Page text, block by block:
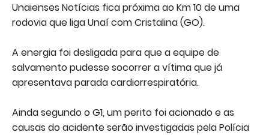
Unaienses Notícias fica próxima ao Km 10 de uma
rodovia que liga Unaí com Cristalina (GO).
A energia foi desligada para que a equipe de
salvamento pudesse socorrer a vítima que já
apresentava parada cardiorrespiratória.
Ainda segundo o G1, um perito foi acionado e as
causas do acidente serão investigadas pela Polícia